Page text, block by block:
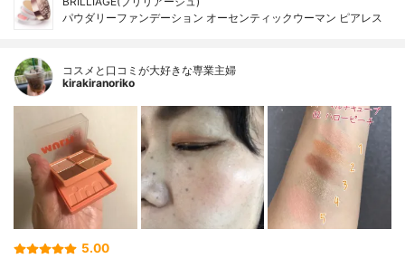
パウダリーファンデーション オーセンティックウーマン ピアレス
コスメと口コミが大好きな専業主婦
kirakiranoriko
5.00